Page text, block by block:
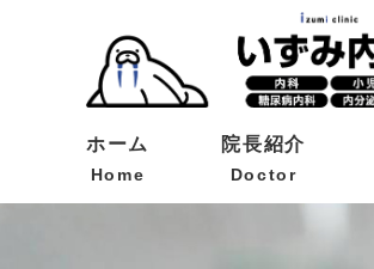
ホーム
Home
院長紹介
Doctor